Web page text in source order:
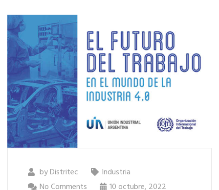
byDistritec
Industria
No Comments
10 octubre, 2022